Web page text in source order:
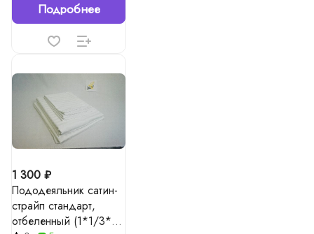
Подробнее
1 300 ₽
Пододеяльник сатин-
страйп стандарт,
отбеленный (1*1/3*3)